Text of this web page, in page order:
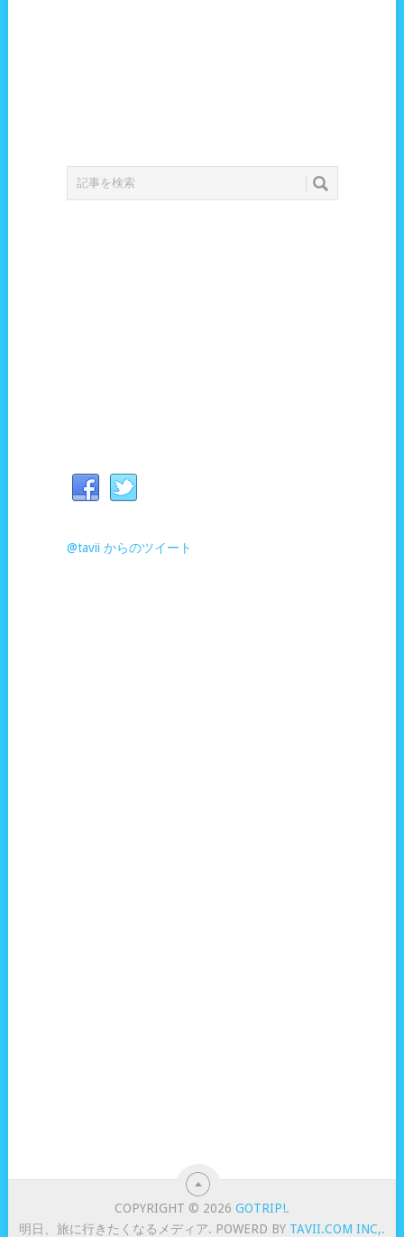
@tavii からのツイート
COPYRIGHT © 2026GOTRIP!.
明日、旅に行きたくなるメディア. POWERD BY TAVII.COM INC,.